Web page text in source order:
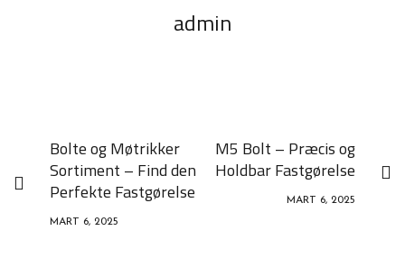
admin
Bolte og Møtrikker
Sortiment – Find den
Perfekte Fastgørelse
MART 6, 2025
M5 Bolt – Præcis og
Holdbar Fastgørelse
MART 6, 2025